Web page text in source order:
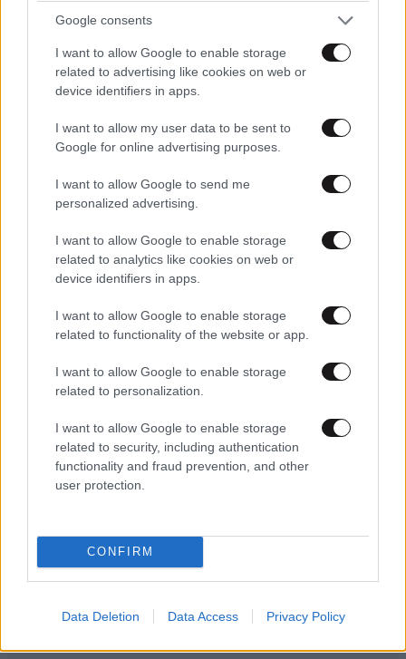
Google consents
I want to allow Google to enable storage
related to advertising like cookies on web or
device identifiers in apps.
I want to allow my user data to be sent to
Google for online advertising purposes.
I want to allow Google to send me
personalized advertising.
I want to allow Google to enable storage
related to analytics like cookies on web or
device identifiers in apps.
I want to allow Google to enable storage
related to functionality of the website or app.
I want to allow Google to enable storage
related to personalization.
I want to allow Google to enable storage
related to security, including authentication
functionality and fraud prevention, and other
user protection.
CONFIRM
Data Deletion Data Access Privacy Policy
Η γυμναστική του Spider-Man: Δεν χρειάζεστε
υπερδυνάμεις… Μόνο 20 λεπτά και 3 ασκήσεις
που δυναμώνουν όλο το σώμα
Ακολουθήστε τοNEWSBEASTστο
Google News
και μάθετε πρώτοι όλες τις ειδήσεις
ΣΧΌΛΙΑ ΑΝΑΓΝΩΣΤΏΝ